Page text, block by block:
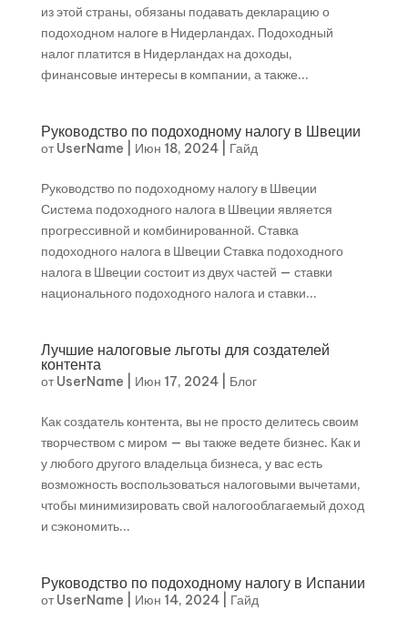
из этой страны, обязаны подавать декларацию о
подоходном налоге в Нидерландах. Подоходный
налог платится в Нидерландах на доходы,
финансовые интересы в компании, а также...
Руководство по подоходному налогу в Швеции
отUserName Июн 18, 2024| Гайд
Руководство по подоходному налогу в Швеции
Система подоходного налога в Швеции является
прогрессивной и комбинированной. Ставка
подоходного налога в Швеции Ставка подоходного
налога в Швеции состоит из двух частей — ставки
национального подоходного налога и ставки...
Лучшие налоговые льготы для создателей
контента
отUserName Июн 17, 2024| Блог
Как создатель контента, вы не просто делитесь своим
творчеством с миром — вы также ведете бизнес. Как и
у любого другого владельца бизнеса, у вас есть
возможность воспользоваться налоговыми вычетами,
чтобы минимизировать свой налогооблагаемый доход
и сэкономить...
Руководство по подоходному налогу в Испании
отUserName Июн 14, 2024| Гайд